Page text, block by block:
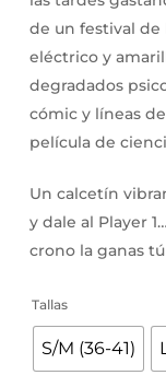
de un festival de
eléctrico y
degradados
cómic y líneas
película de
Un calcetín
y dale al Player
crono la ganas
Tallas
S/M (36-41)